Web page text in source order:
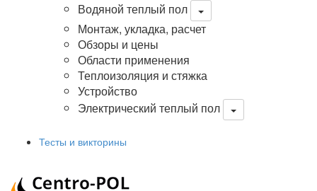
Водяной теплый пол
Монтаж, укладка, расчет
Обзоры и цены
Области применения
Теплоизоляция и стяжка
Устройство
Электрический теплый пол
Тесты и викторины